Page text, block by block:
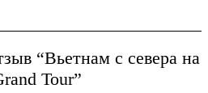
“Вьетнам с севера на
Tour”